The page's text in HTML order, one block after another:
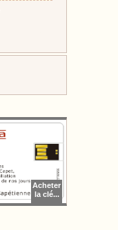
Acheter
la clé...